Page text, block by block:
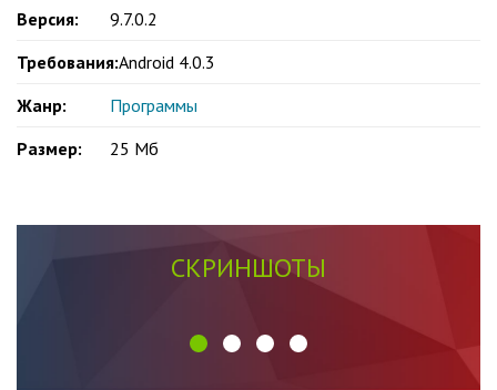
Версия:
9.7.0.2
Требования:Android 4.0.3
Жанр:
Программы
Размер:
25 Мб
СКРИНШОТЫ